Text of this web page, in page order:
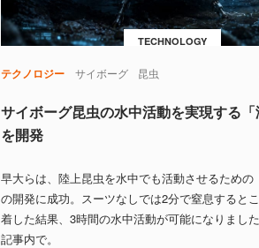
TECHNOLOGY
テクノロジー サイボーグ 昆虫
サイボーグ昆虫の水中活動を実現する「
を開発
早大らは、陸上昆虫を水中でも活動させるための
の開発に成功。スーツなしでは2分で窒息すると
着した結果、3時間の水中活動が可能になりまし
記事内で。